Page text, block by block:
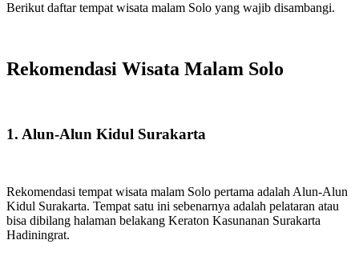
Berikut daftar tempat wisata malam Solo yang wajib disambangi.
Rekomendasi Wisata Malam Solo
1. Alun-Alun Kidul Surakarta
Rekomendasi tempat wisata malam Solo pertama adalah Alun-Alun
Kidul Surakarta. Tempat satu ini sebenarnya adalah pelataran atau
bisa dibilang halaman belakang Keraton Kasunanan Surakarta
Hadiningrat.